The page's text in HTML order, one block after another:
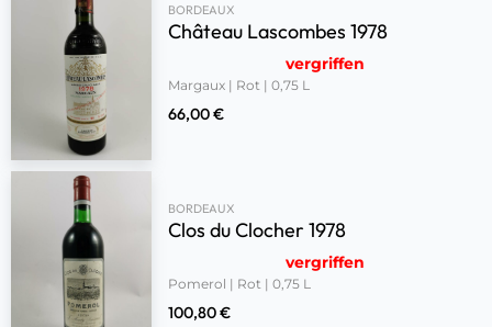
BORDEAUX
Château Lascombes 1978
vergriffen
Margaux | Rot | 0,75 L
66,00€
BORDEAUX
Clos du Clocher 1978
vergriffen
Pomerol | Rot | 0,75 L
100,80€